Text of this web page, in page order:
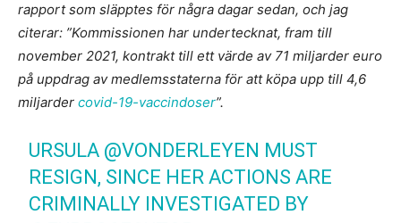
rapport som släpptes för några dagar sedan, och jag
citerar: ”Kommissionen har undertecknat, fram till
november 2021, kontrakt till ett värde av 71 miljarder euro
på uppdrag av medlemsstaterna för att köpa upp till 4,6
miljarder covid-19-vaccindoser”.
URSULA @VONDERLEYEN MUST
RESIGN, SINCE HER ACTIONS ARE
CRIMINALLY INVESTIGATED BY